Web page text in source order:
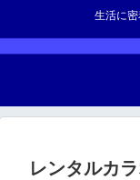
生活に密
レンタルカ